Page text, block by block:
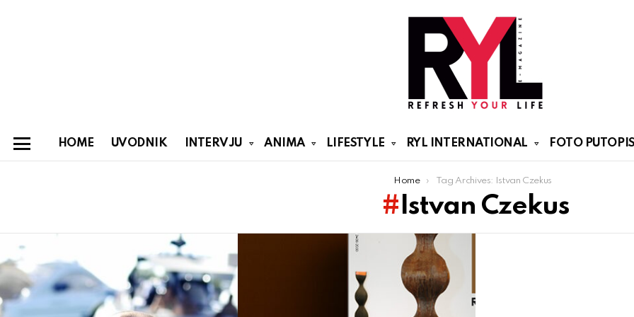
HOME UVODNIK INTERVJU ANIMA LIFESTYLE RYL INTERNATIONAL FOTO PUTOPISI
Home Tag Archives: Istvan Czekus
Istvan Czekus
Latest
stories